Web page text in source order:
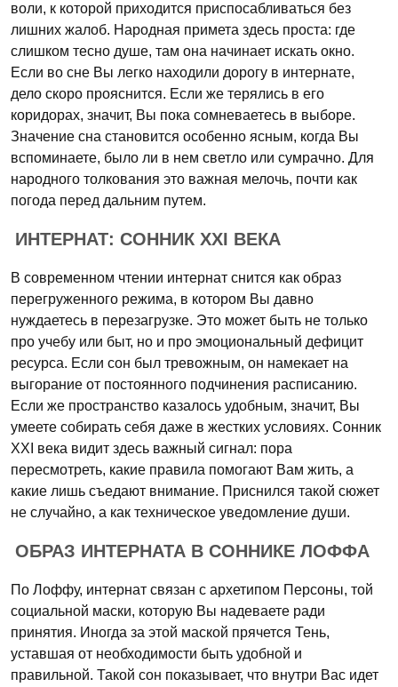
воли, к которой приходится приспосабливаться без
лишних жалоб. Народная примета здесь проста: где
слишком тесно душе, там она начинает искать окно.
Если во сне Вы легко находили дорогу в интернате,
дело скоро прояснится. Если же терялись в его
коридорах, значит, Вы пока сомневаетесь в выборе.
Значение сна становится особенно ясным, когда Вы
вспоминаете, было ли в нем светло или сумрачно. Для
народного толкования это важная мелочь, почти как
погода перед дальним путем.
ИНТЕРНАТ: СОННИК XXI ВЕКА
В современном чтении интернат снится как образ
перегруженного режима, в котором Вы давно
нуждаетесь в перезагрузке. Это может быть не только
про учебу или быт, но и про эмоциональный дефицит
ресурса. Если сон был тревожным, он намекает на
выгорание от постоянного подчинения расписанию.
Если же пространство казалось удобным, значит, Вы
умеете собирать себя даже в жестких условиях. Сонник
XXI века видит здесь важный сигнал: пора
пересмотреть, какие правила помогают Вам жить, а
какие лишь съедают внимание. Приснился такой сюжет
не случайно, а как техническое уведомление души.
ОБРАЗ ИНТЕРНАТА В СОННИКЕ ЛОФФА
По Лоффу, интернат связан с архетипом Персоны, той
социальной маски, которую Вы надеваете ради
принятия. Иногда за этой маской прячется Тень,
уставшая от необходимости быть удобной и
правильной. Такой сон показывает, что внутри Вас идет